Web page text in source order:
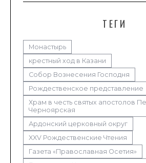
ТЕГИ
Монастырь
крестный ход в Казани
Собор Вознесения Господня
Рождественское представление
Храм в честь святых апостолов
Черноярская
Ардонский церковный округ
XXV Рождественские Чтения
Газета «Православная Осетия»